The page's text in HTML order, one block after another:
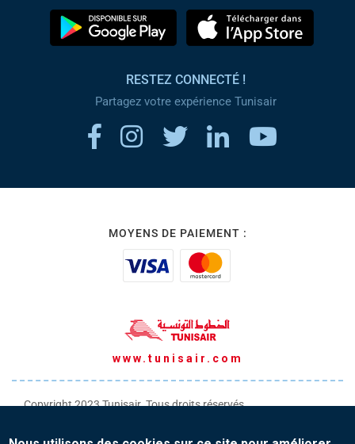
RESTEZ CONNECTÉ !
Partagez votre expérience Tunisair
MOYENS DE PAIEMENT :
www.tunisair.com
Copyright 2023 Tunisair. Tous droits réservés